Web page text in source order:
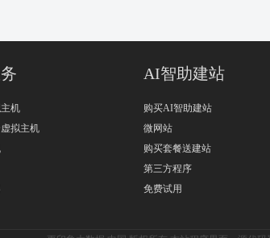
机
拟主机
AI智助建站
购买AI智助建站
微网站
购买套餐送建站
第三方程序
免费试用